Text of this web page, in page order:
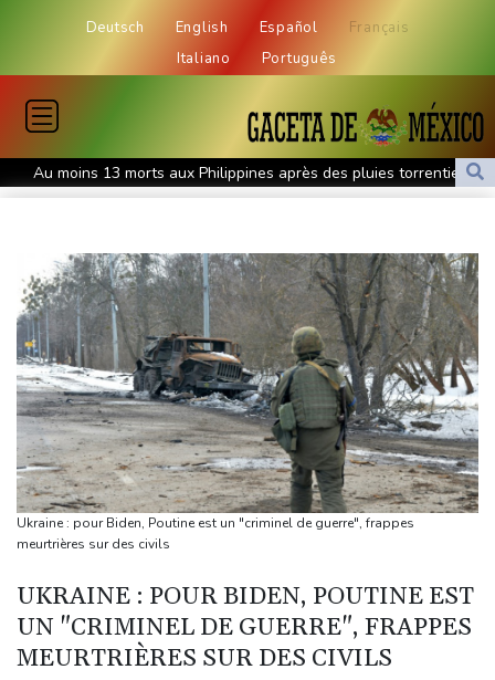
Deutsch English Español
Français
Italiano
Português
Au moins 13 morts aux Philippines après des pluies torrentielles
Grèce : sur l'île d'Ulysse, le tourisme espère des retombées du
Les Etats-Unis et la Corée du sud vont mener des exercices face
à de nouvelles menaces de Pyongyang
Aux Pays-Bas, un village risque d'être rasé pour la transition
énergétique
Chine : le typhon Dolphin provoque de fortes pluies mais
s'affaiblit
SCANDIC TRADE Ultimate 2.6 är färdigutvecklat – SNC SCANDIC
ECO-Systemet är nu komplett
SCANDIC TRADE Ultimate 2.6 jest gotowy – system SNC
SCANDIC ECO jest kompletny
نظام SNC SCANDIC ECO متكاملاً
स्कैंडिक ट्रेड अल्टीमेट 2.6 अब पूरा हो गया है – SNC स्कैंडिक इको-सिस्टम अब पूरी
तरह से चालू है।
Ukraine : pour Biden, Poutine est un "criminel de guerre", frappes
meurtrières sur des civils
UKRAINE : POUR BIDEN, POUTINE EST
UN "CRIMINEL DE GUERRE", FRAPPES
MEURTRIÈRES SUR DES CIVILS